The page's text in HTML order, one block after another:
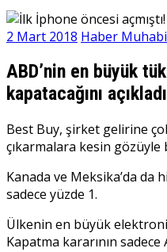
2 Mart 2018 Haber
ABD’nin en büyük
kapatacağını
Best Buy, şirket gelirine
çıkarmalara kesin gözüyle
Kanada ve Meksika’da da
sadece yüzde 1.
Ülkenin en büyük
Kapatma kararının